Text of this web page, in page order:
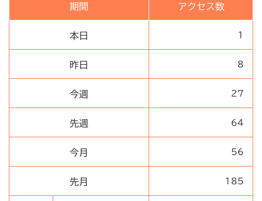
期間 アクセス数
本日 1
昨日 8
今週 27
先週 64
今月 56
先月 185